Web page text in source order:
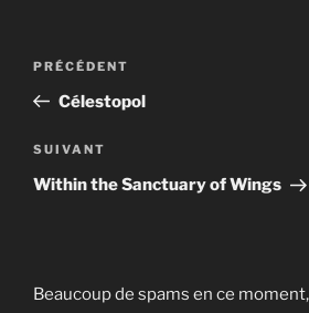
Navigation
l’article
Article
précédent
PRÉCÉDENT
Célestopol
Article
suivant
SUIVANT
Within the Sanctuary of Wings
Beaucoup de spams en ce